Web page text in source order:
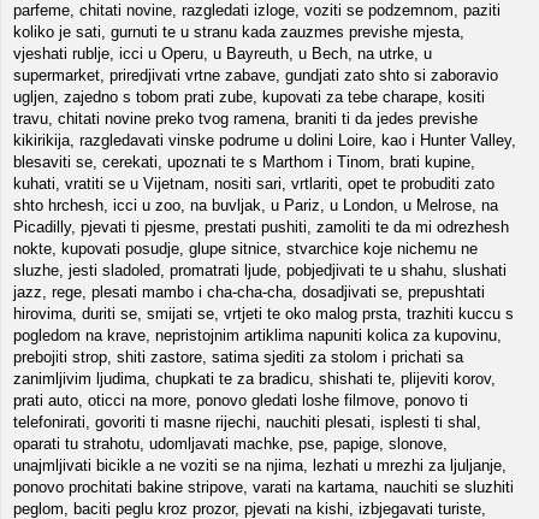
parfeme, chitati novine, razgledati izloge, voziti se podzemnom, paziti
koliko je sati, gurnuti te u stranu kada zauzmes previshe mjesta,
vjeshati rublje, icci u Operu, u Bayreuth, u Bech, na utrke, u
supermarket, priredjivati vrtne zabave, gundjati zato shto si zaboravio
ugljen, zajedno s tobom prati zube, kupovati za tebe charape, kositi
travu, chitati novine preko tvog ramena, braniti ti da jedes previshe
kikirikija, razgledavati vinske podrume u dolini Loire, kao i Hunter Valley,
blesaviti se, cerekati, upoznati te s Marthom i Tinom, brati kupine,
kuhati, vratiti se u Vijetnam, nositi sari, vrtlariti, opet te probuditi zato
shto hrchesh, icci u zoo, na buvljak, u Pariz, u London, u Melrose, na
Picadilly, pjevati ti pjesme, prestati pushiti, zamoliti te da mi odrezhesh
nokte, kupovati posudje, glupe sitnice, stvarchice koje nichemu ne
sluzhe, jesti sladoled, promatrati ljude, pobjedjivati te u shahu, slushati
jazz, rege, plesati mambo i cha-cha-cha, dosadjivati se, prepushtati
hirovima, duriti se, smijati se, vrtjeti te oko malog prsta, trazhiti kuccu s
pogledom na krave, nepristojnim artiklima napuniti kolica za kupovinu,
prebojiti strop, shiti zastore, satima sjediti za stolom i prichati sa
zanimljivim ljudima, chupkati te za bradicu, shishati te, plijeviti korov,
prati auto, oticci na more, ponovo gledati loshe filmove, ponovo ti
telefonirati, govoriti ti masne rijechi, nauchiti plesati, isplesti ti shal,
oparati tu strahotu, udomljavati machke, pse, papige, slonove,
unajmljivati bicikle a ne voziti se na njima, lezhati u mrezhi za ljuljanje,
ponovo prochitati bakine stripove, varati na kartama, nauchiti se sluzhiti
peglom, baciti peglu kroz prozor, pjevati na kishi, izbjegavati turiste,